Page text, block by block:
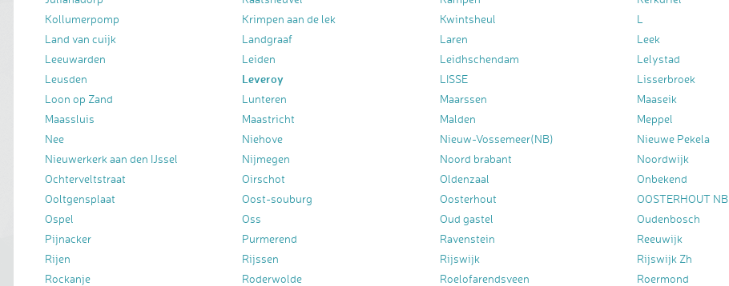
Kollumerpomp
Krimpen aan de lek Kwintsheul L
Land van cuijk
Landgraaf Laren Leek
Leeuwarden
Leiden Leidhschendam Lelystad
Leusden
Leveroy LISSE Lisserbroek
Loon op Zand
Lunteren Maarssen Maaseik
Maassluis
Maastricht Malden Meppel
Nee
Niehove Nieuw-Vossemeer(NB) Nieuwe Pekela
Nieuwerkerk aan den IJssel
Nijmegen Noord brabant Noordwijk
Ochterveltstraat
Oirschot Oldenzaal Onbekend
Ooltgensplaat
Oost-souburg Oosterhout OOSTERHOUT NB
Ospel
Oss Oud gastel Oudenbosch
Pijnacker
Purmerend Ravenstein Reeuwijk
Rijen
Rijssen Rijswijk Rijswijk Zh
Rockanje
Roderwolde Roelofarendsveen Roermond